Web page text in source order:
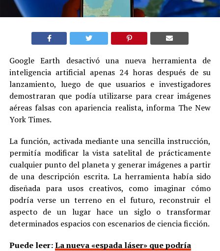
Google Earth desactivó una nueva herramienta de
inteligencia artificial apenas 24 horas después de su
lanzamiento, luego de que usuarios e investigadores
demostraran que podía utilizarse para crear imágenes
aéreas falsas con apariencia realista, informa The New
York Times.
La función, activada mediante una sencilla instrucción,
permitía modificar la vista satelital de prácticamente
cualquier punto del planeta y generar imágenes a partir
de una descripción escrita. La herramienta había sido
diseñada para usos creativos, como imaginar cómo
podría verse un terreno en el futuro, reconstruir el
aspecto de un lugar hace un siglo o transformar
determinados espacios con escenarios de ciencia ficción.
Puede leer:La nueva «espada láser» que podría